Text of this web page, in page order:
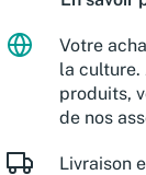
Votre
la culture.
produits,
de nos
Livraison